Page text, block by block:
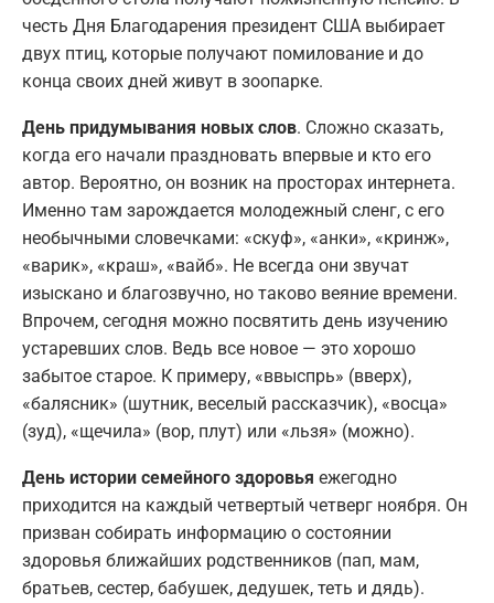
честь Дня Благодарения президент США выбирает
двух птиц, которые получают помилование и до
конца своих дней живут в зоопарке.
День придумывания новых слов. Сложно сказать,
когда его начали праздновать впервые и кто его
автор. Вероятно, он возник на просторах интернета.
Именно там зарождается молодежный сленг, с его
необычными словечками: «скуф», «анки», «кринж»,
«варик», «краш», «вайб». Не всегда они звучат
изыскано и благозвучно, но таково веяние времени.
Впрочем, сегодня можно посвятить день изучению
устаревших слов. Ведь все новое — это хорошо
забытое старое. К примеру, «ввыспрь» (вверх),
«балясник» (шутник, веселый рассказчик), «восца»
(зуд), «щечила» (вор, плут) или «льзя» (можно).
День истории семейного здоровья ежегодно
приходится на каждый четвертый четверг ноября. Он
призван собирать информацию о состоянии
здоровья ближайших родственников (пап, мам,
братьев, сестер, бабушек, дедушек, теть и дядь).